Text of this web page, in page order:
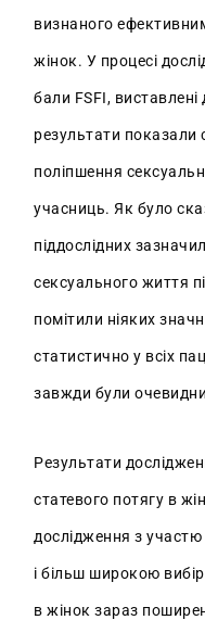
визнаного
жінок. У процесі
бали FSFI, виставлені
результати показали
поліпшення
учасниць. Як було
піддослідних
сексуального життя
помітили ніяких
статистично у всіх
завжди були
Результати
статевого потягу в
дослідження з участю
і більш широкою
в жінок зараз